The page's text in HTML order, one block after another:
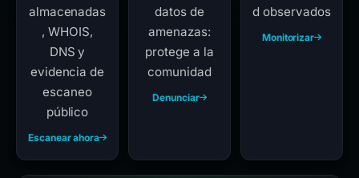
almacenadas
, WHOIS,
DNS y
evidencia de
escaneo
público
Escanear ahora
datos de
amenazas:
protege a la
comunidad
Denunciar
d observados
Monitorizar